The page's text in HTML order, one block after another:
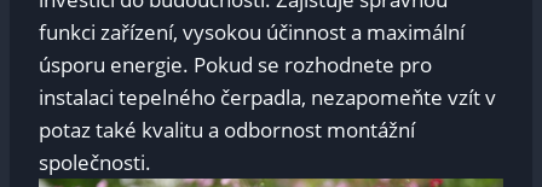
funkci zařízení, vysokou účinnost a maximální
úsporu energie. Pokud se rozhodnete pro
instalaci tepelného čerpadla, nezapomeňte vzít v
potaz také kvalitu a odbornost montážní
společnosti.